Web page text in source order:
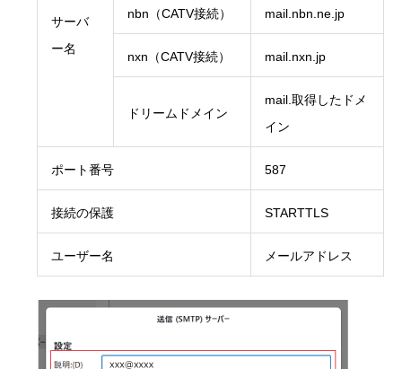
サーバ
ー名
nbn（CATV接続） mail.nbn.ne.jp
nxn（CATV接続） mail.nxn.jp
ドリームドメイン
mail.取得したドメ
イン
ポート番号 587
接続の保護 STARTTLS
ユーザー名 メールアドレス